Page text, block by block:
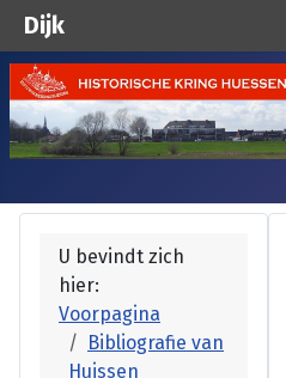
U bevindt zich
hier:
Voorpagina
Bibliografie van
Huissen
Dijk